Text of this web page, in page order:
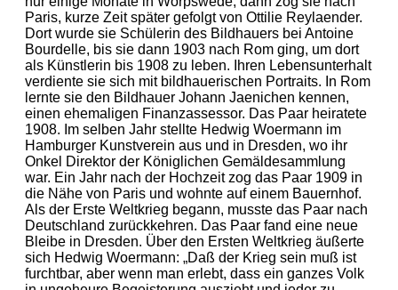
Paris, kurze Zeit später gefolgt von Ottilie Reylaender.
Dort wurde sie Schülerin des Bildhauers bei Antoine
Bourdelle, bis sie dann 1903 nach Rom ging, um dort
als Künstlerin bis 1908 zu leben. Ihren Lebensunterhalt
verdiente sie sich mit bildhauerischen Portraits. In Rom
lernte sie den Bildhauer Johann Jaenichen kennen,
einen ehemaligen Finanzassessor. Das Paar heiratete
1908. Im selben Jahr stellte Hedwig Woermann im
Hamburger Kunstverein aus und in Dresden, wo ihr
Onkel Direktor der Königlichen Gemäldesammlung
war. Ein Jahr nach der Hochzeit zog das Paar 1909 in
die Nähe von Paris und wohnte auf einem Bauernhof.
Als der Erste Weltkrieg begann, musste das Paar nach
Deutschland zurückkehren. Das Paar fand eine neue
Bleibe in Dresden. Über den Ersten Weltkrieg äußerte
sich Hedwig Woermann: „Daß der Krieg sein muß ist
furchtbar, aber wenn man erlebt, dass ein ganzes Volk